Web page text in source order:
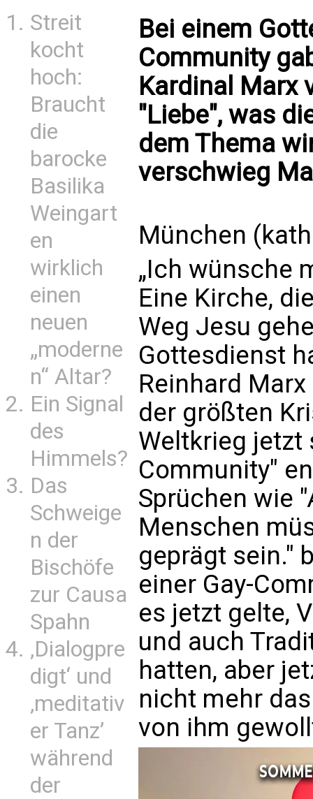
Streit
kocht
hoch:
Braucht
die
barocke
Basilika
Weingart
en
wirklich
einen
neuen
„moderne
n“ Altar?
Ein Signal
des
Himmels?
Das
Schweige
n der
Bischöfe
zur Causa
Spahn
‚Dialogpre
digt‘ und
‚meditativ
er Tanz’
während
der
Bei einem
Community
Kardinal Marx
"Liebe", was
dem Thema
verschwieg
München
„Ich wünsche
Eine Kirche,
Weg Jesu
Gottesdienst
Reinhard
der größten
Weltkrieg jetzt
Community"
Sprüchen wie
Menschen
geprägt sein."
einer Gay-
es jetzt gelte,
und auch
hatten, aber
nicht mehr
von ihm